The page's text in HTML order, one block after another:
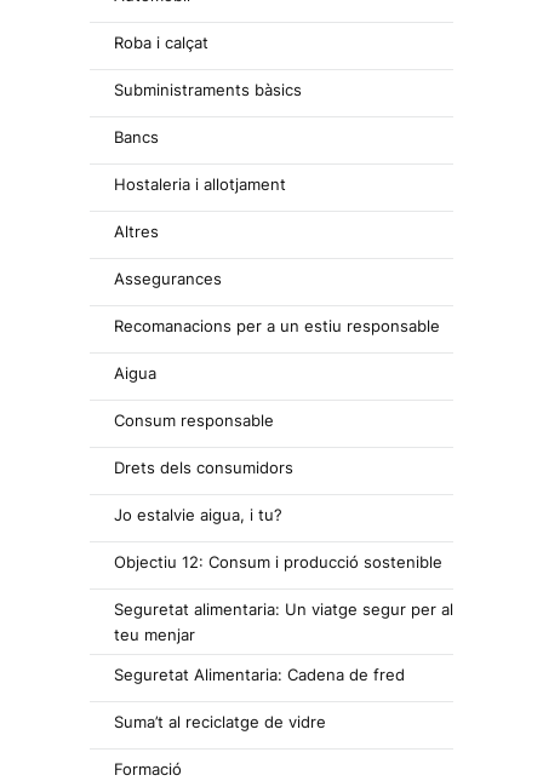
Roba i calçat
Subministraments bàsics
Bancs
Hostaleria i allotjament
Altres
Assegurances
Recomanacions per a un estiu responsable
Aigua
Consum responsable
Drets dels consumidors
Jo estalvie aigua, i tu?
Objectiu 12: Consum i producció sostenible
Seguretat alimentaria: Un viatge segur per al
teu menjar
Seguretat Alimentaria: Cadena de fred
Suma’t al reciclatge de vidre
Formació